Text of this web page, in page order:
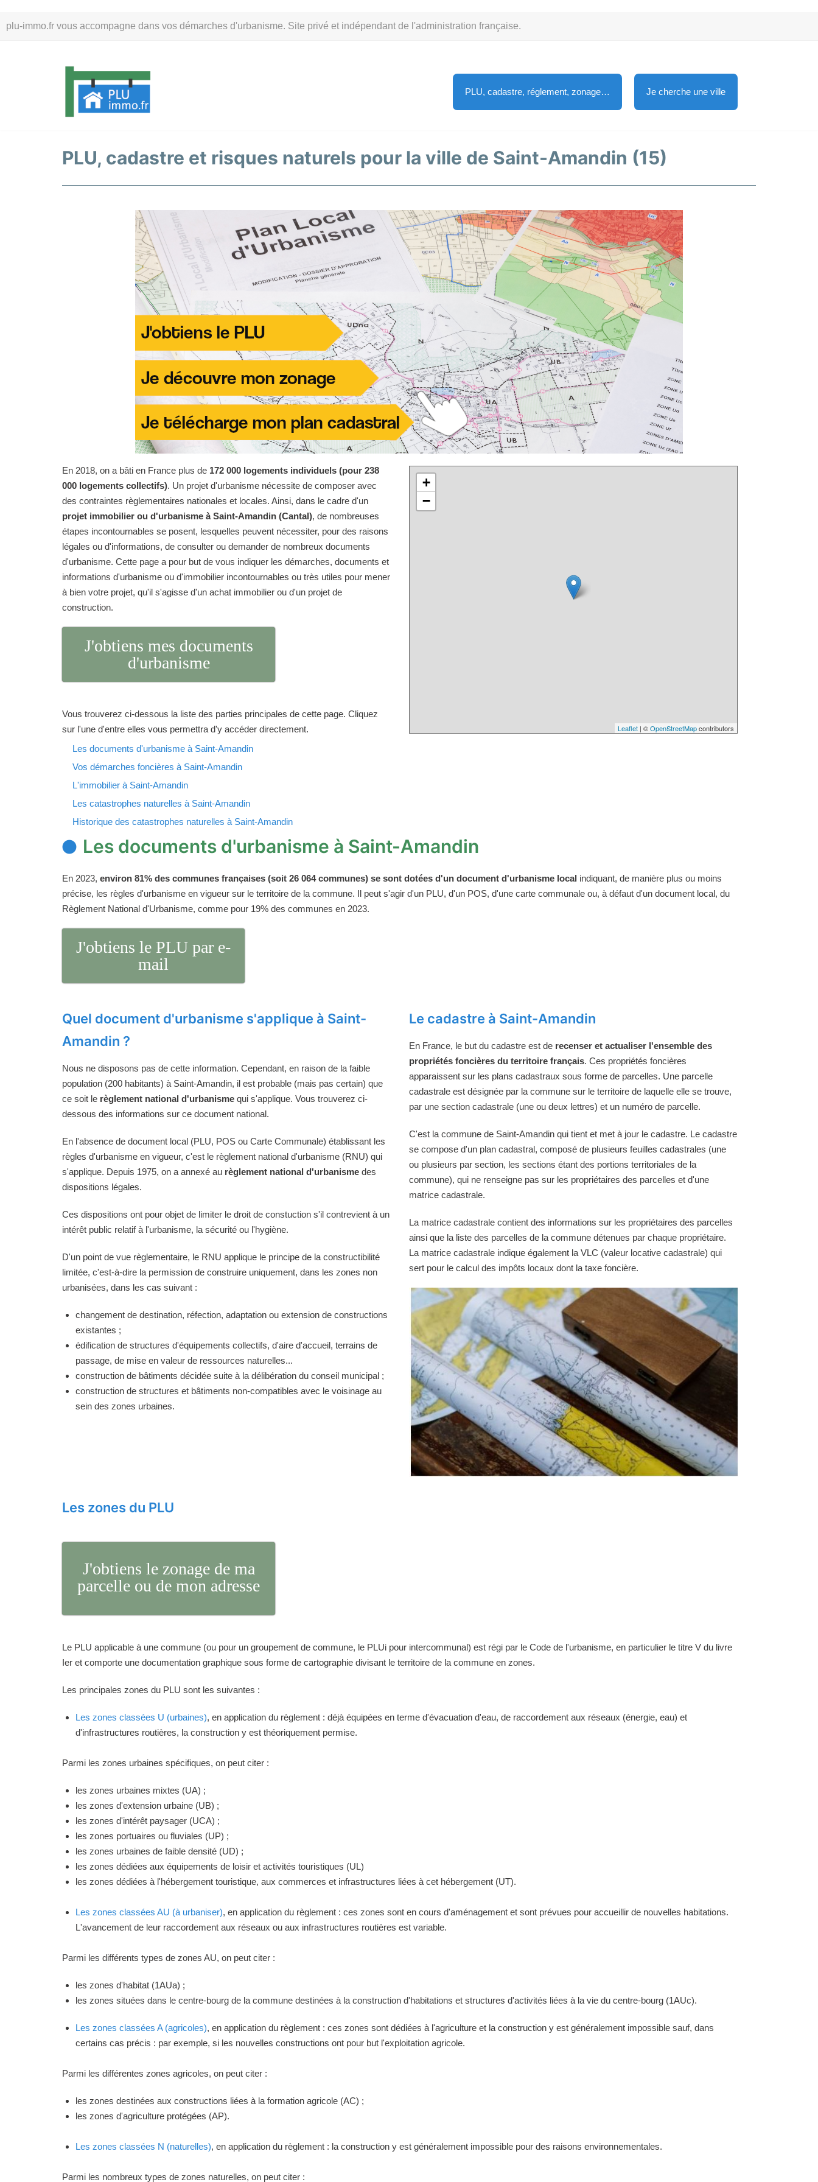
plu-immo.fr vous accompagne dans vos démarches d'urbanisme. Site privé et indépendant de l'administration française.
au
PLU, cadastre, réglement, zonage… Je cherche une ville
PLU, cadastre et risques naturels pour la ville de Saint-Amandin (15)
En 2018, on a bâti en France plus de 172 000 logements individuels (pour 238
000 logements collectifs). Un projet d'urbanisme nécessite de composer avec
des contraintes règlementaires nationales et locales. Ainsi, dans le cadre d'un
projet immobilier ou d'urbanisme à Saint-Amandin (Cantal), de nombreuses
étapes incontournables se posent, lesquelles peuvent nécessiter, pour des raisons
légales ou d'informations, de consulter ou demander de nombreux documents
d'urbanisme. Cette page a pour but de vous indiquer les démarches, documents et
informations d'urbanisme ou d'immobilier incontournables ou très utiles pour mener
à bien votre projet, qu'il s'agisse d'un achat immobilier ou d'un projet de
construction.
J'obtiens mes documents
d'urbanisme
Vous trouverez ci-dessous la liste des parties principales de cette page. Cliquez
sur l'une d'entre elles vous permettra d'y accéder directement.
Les documents d'urbanisme à Saint-Amandin
Vos démarches foncières à Saint-Amandin
L'immobilier à Saint-Amandin
Les catastrophes naturelles à Saint-Amandin
Historique des catastrophes naturelles à Saint-Amandin
+
−
Leaflet | ©OpenStreetMapcontributors
Les documents d'urbanisme à Saint-Amandin
En 2023, environ 81% des communes françaises (soit 26 064 communes) se sont dotées d'un document d'urbanisme local indiquant, de manière plus ou moins
précise, les règles d'urbanisme en vigueur sur le territoire de la commune. Il peut s'agir d'un PLU, d'un POS, d'une carte communale ou, à défaut d'un document local, du
Règlement National d'Urbanisme, comme pour 19% des communes en 2023.
J'obtiens le PLU par e-
mail
Quel document d'urbanisme s'applique à Saint-
Amandin ?
Nous ne disposons pas de cette information. Cependant, en raison de la faible
population (200 habitants) à Saint-Amandin, il est probable (mais pas certain) que
ce soit le règlement national d'urbanisme qui s'applique. Vous trouverez ci-
dessous des informations sur ce document national.
En l'absence de document local (PLU, POS ou Carte Communale) établissant les
règles d'urbanisme en vigueur, c'est le règlement national d'urbanisme (RNU) qui
s'applique. Depuis 1975, on a annexé au règlement national d'urbanisme des
dispositions légales.
Ces dispositions ont pour objet de limiter le droit de constuction s'il contrevient à un
intérêt public relatif à l'urbanisme, la sécurité ou l'hygiène.
D'un point de vue règlementaire, le RNU applique le principe de la constructibilité
limitée, c'est-à-dire la permission de construire uniquement, dans les zones non
urbanisées, dans les cas suivant :
changement de destination, réfection, adaptation ou extension de constructions
existantes ;
édification de structures d'équipements collectifs, d'aire d'accueil, terrains de
passage, de mise en valeur de ressources naturelles...
construction de bâtiments décidée suite à la délibération du conseil municipal ;
construction de structures et bâtiments non-compatibles avec le voisinage au
sein des zones urbaines.
Le cadastre à Saint-Amandin
En France, le but du cadastre est de recenser et actualiser l'ensemble des
propriétés foncières du territoire français. Ces propriétés foncières
apparaissent sur les plans cadastraux sous forme de parcelles. Une parcelle
cadastrale est désignée par la commune sur le territoire de laquelle elle se trouve,
par une section cadastrale (une ou deux lettres) et un numéro de parcelle.
C'est la commune de Saint-Amandin qui tient et met à jour le cadastre. Le cadastre
se compose d'un plan cadastral, composé de plusieurs feuilles cadastrales (une
ou plusieurs par section, les sections étant des portions territoriales de la
commune), qui ne renseigne pas sur les propriétaires des parcelles et d'une
matrice cadastrale.
La matrice cadastrale contient des informations sur les propriétaires des parcelles
ainsi que la liste des parcelles de la commune détenues par chaque propriétaire.
La matrice cadastrale indique également la VLC (valeur locative cadastrale) qui
sert pour le calcul des impôts locaux dont la taxe foncière.
Les zones du PLU
J'obtiens le zonage de ma
parcelle ou de mon adresse
Le PLU applicable à une commune (ou pour un groupement de commune, le PLUi pour intercommunal) est régi par le Code de l'urbanisme, en particulier le titre V du livre
Ier et comporte une documentation graphique sous forme de cartographie divisant le territoire de la commune en zones.
Les principales zones du PLU sont les suivantes :
Les zones classées U (urbaines), en application du règlement : déjà équipées en terme d'évacuation d'eau, de raccordement aux réseaux (énergie, eau) et
d'infrastructures routières, la construction y est théoriquement permise.
Parmi les zones urbaines spécifiques, on peut citer :
les zones urbaines mixtes (UA) ;
les zones d'extension urbaine (UB) ;
les zones d'intérêt paysager (UCA) ;
les zones portuaires ou fluviales (UP) ;
les zones urbaines de faible densité (UD) ;
les zones dédiées aux équipements de loisir et activités touristiques (UL)
les zones dédiées à l'hébergement touristique, aux commerces et infrastructures liées à cet hébergement (UT).
Les zones classées AU (à urbaniser), en application du règlement : ces zones sont en cours d'aménagement et sont prévues pour accueillir de nouvelles habitations.
L'avancement de leur raccordement aux réseaux ou aux infrastructures routières est variable.
Parmi les différents types de zones AU, on peut citer :
les zones d'habitat (1AUa) ;
les zones situées dans le centre-bourg de la commune destinées à la construction d'habitations et structures d'activités liées à la vie du centre-bourg (1AUc).
Les zones classées A (agricoles), en application du règlement : ces zones sont dédiées à l'agriculture et la construction y est généralement impossible sauf, dans
certains cas précis : par exemple, si les nouvelles constructions ont pour but l'exploitation agricole.
Parmi les différentes zones agricoles, on peut citer :
les zones destinées aux constructions liées à la formation agricole (AC) ;
les zones d'agriculture protégées (AP).
Les zones classées N (naturelles), en application du règlement : la construction y est généralement impossible pour des raisons environnementales.
Parmi les nombreux types de zones naturelles, on peut citer :